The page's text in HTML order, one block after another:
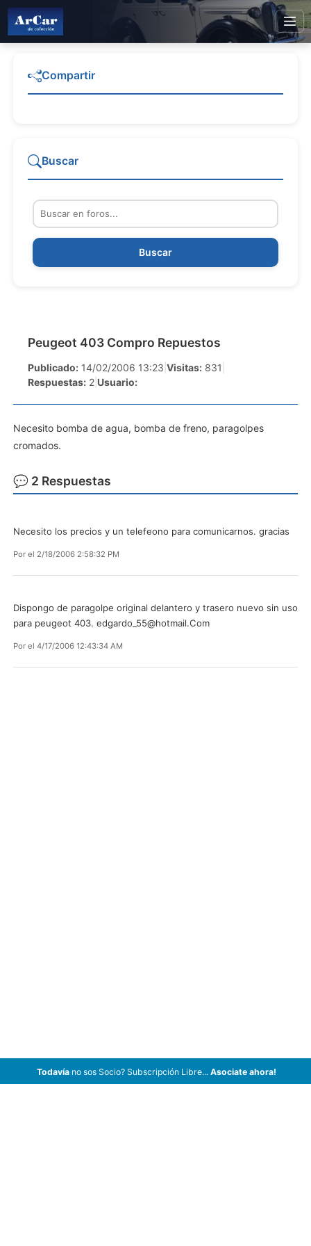
Peugeot 403 Compro Repuestos
Publicado: 14/02/2006 13:23 Visitas: 831
Respuestas: 2 Usuario:
Necesito bomba de agua, bomba de freno, paragolpes
cromados.
💬 2 Respuestas
Necesito los precios y un telefeono para comunicarnos. gracias
Por el 2/18/2006 2:58:32 PM
Dispongo de paragolpe original delantero y trasero nuevo sin uso
para peugeot 403. edgardo_55@hotmail.Com
Por el 4/17/2006 12:43:34 AM
Compartir
Buscar
Buscar
Todavíano sos Socio? Subscripción Libre... Asociate ahora!